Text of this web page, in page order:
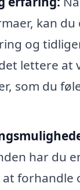
kan du
og
lettere at
som du
har du
forhandle